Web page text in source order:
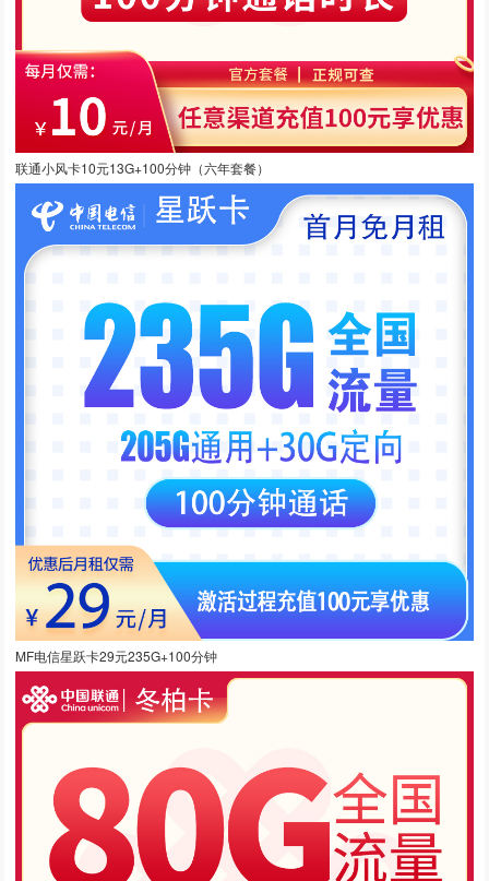
联通小风卡10元13G+100分钟（六年套餐）
MF电信星跃卡29元235G+100分钟